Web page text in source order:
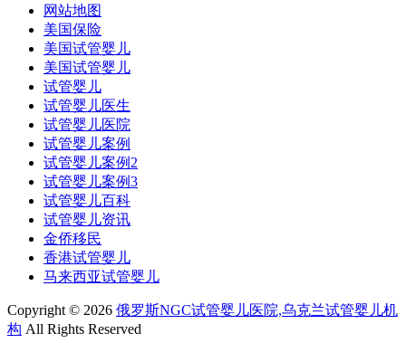
网站地图
美国保险
美国试管婴儿
美国试管婴儿
试管婴儿
试管婴儿医生
试管婴儿医院
试管婴儿案例
试管婴儿案例2
试管婴儿案例3
试管婴儿百科
试管婴儿资讯
金侨移民
香港试管婴儿
马来西亚试管婴儿
Copyright © 2026 俄罗斯NGC试管婴儿医院,乌克兰试管婴儿机
构 All Rights Reserved